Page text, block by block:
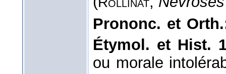
Prononc. et
Étymol. et Hist.
ou morale